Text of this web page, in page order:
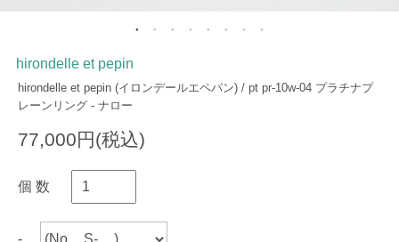
hirondelle et pepin
hirondelle et pepin (イロンデールエペパン) / pt pr-10w-04 プラチナプ
レーンリング - ナロー
77,000円(税込)
個 数
-